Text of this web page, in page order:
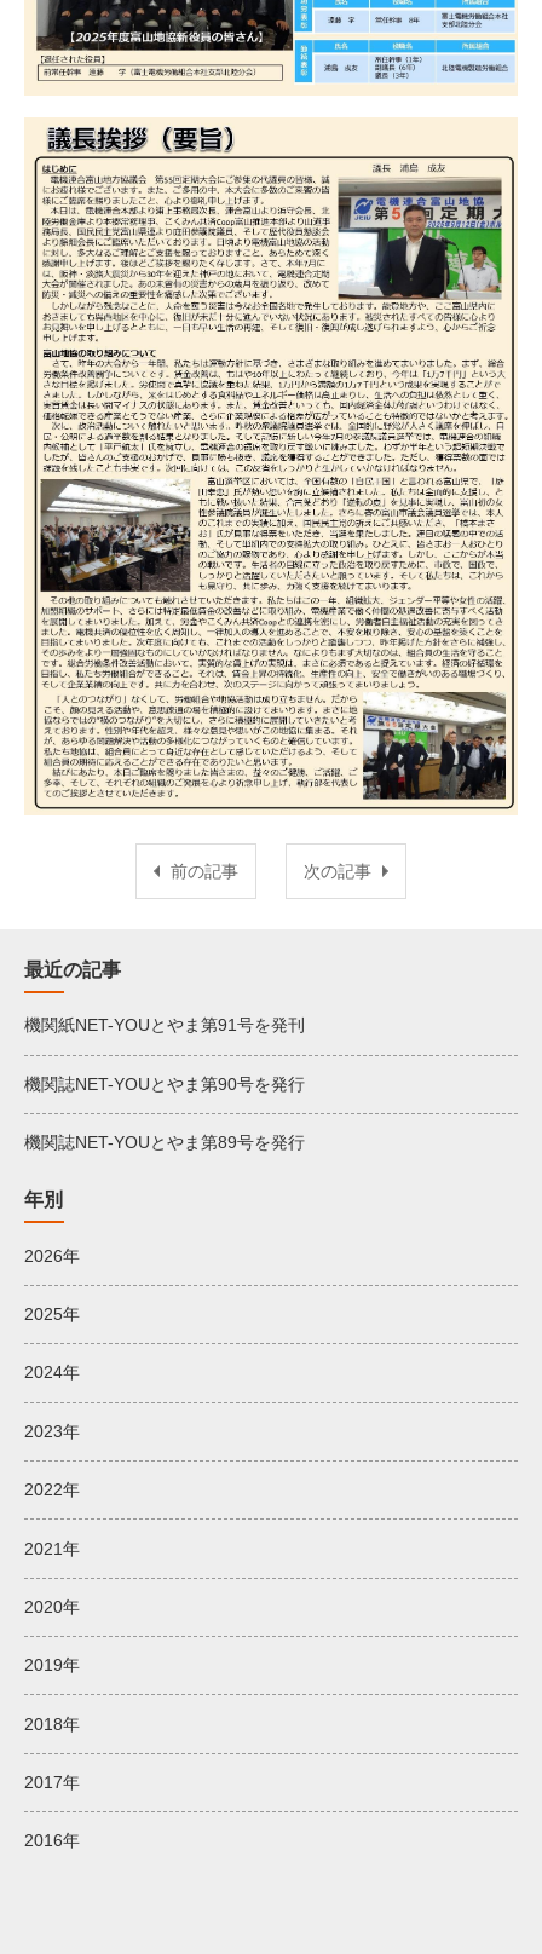
前の記事 次の記事
最近の記事
機関紙NET-YOUとやま第91号を発刊
機関誌NET-YOUとやま第90号を発行
機関誌NET-YOUとやま第89号を発行
年別
2026年
2025年
2024年
2023年
2022年
2021年
2020年
2019年
2018年
2017年
2016年